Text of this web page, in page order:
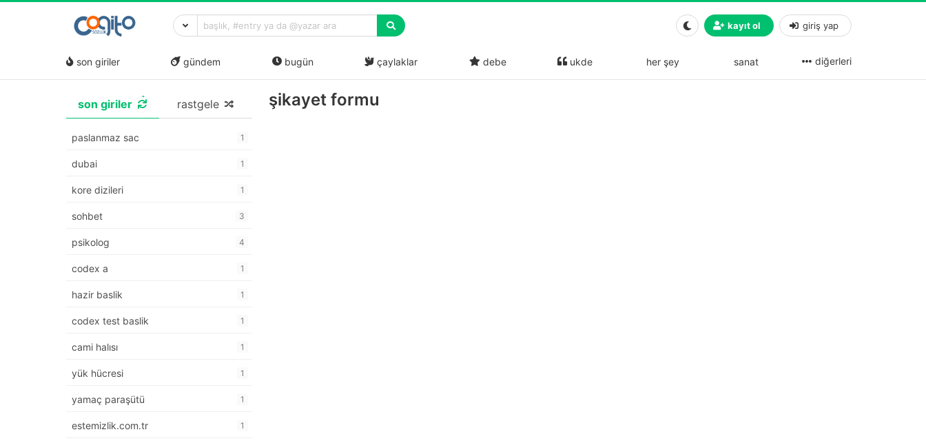
kayıt ol giriş yap
son giriler gündem bugün çaylaklar debe ukde her şey sanat diğerleri
son giriler rastgele
paslanmaz sac 1
dubai 1
kore dizileri 1
sohbet 3
psikolog 4
codex a 1
hazir baslik 1
codex test baslik 1
cami halısı 1
yük hücresi 1
yamaç paraşütü 1
estemizlik.com.tr 1
şikayet formu